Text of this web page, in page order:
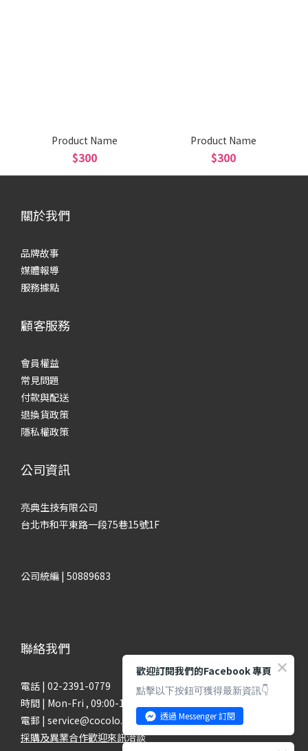
Product Name
$300
Product Name
$300
關於我們
品牌故事
媒體報導
服務據點
顧客服務
會員權益
常見問題
付款與配送
退換貨政策
隱私權政策
公司資訊
亮典生技有限公司
台北市和平東路一段75巷15號1F
公司統編 | 50889683
聯絡我們
電話 | 02-2391-0779
時間 | Mon-Fri , 09:00-18:00
電郵 | service@cocolo.com.tw
採購及異業合作歡迎來訊洽談
歡迎訂閱我們的Facebook 專頁
點擊以下按鈕可獲得最新資訊👇
透過 Messenger 訂閱